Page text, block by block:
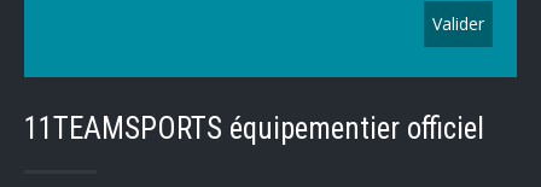
11TEAMSPORTS équipementier officiel